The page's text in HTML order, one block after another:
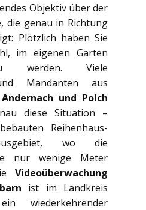
Objektiv über der
die genau in Richtung
Plötzlich haben Sie
im eigenen Garten
werden. Viele
Mandanten aus
und Polch
diese Situation –
Reihenhaus-
wo die
nur wenige Meter
Videoüberwachung
ist im Landkreis
wiederkehrender